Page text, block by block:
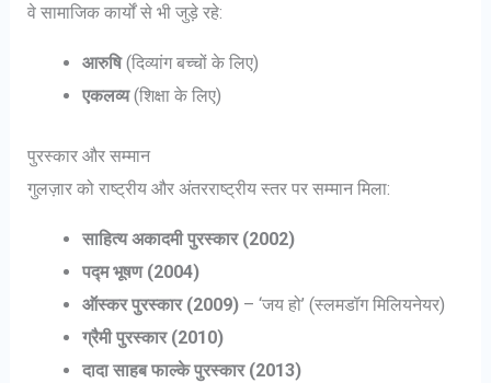
वे सामाजिक कार्यों से भी जुड़े रहे:
आरुषि(दिव्यांग बच्चों के लिए)
एकलव्य(शिक्षा के लिए)
पुरस्कार और सम्मान
गुलज़ार को राष्ट्रीय और अंतरराष्ट्रीय स्तर पर सम्मान मिला:
साहित्य अकादमी पुरस्कार (2002)
पद्म भूषण (2004)
ऑस्कर पुरस्कार (2009)– ‘जय हो’ (स्लमडॉग मिलियनेयर)
ग्रैमी पुरस्कार (2010)
दादा साहब फाल्के पुरस्कार (2013)